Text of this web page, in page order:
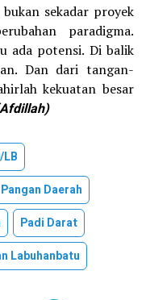
sekadar proyek
paradigma.
ada potensi. Di balik
Dan dari tangan-
kekuatan besar
Daerah
Padi Darat
Labuhanbatu